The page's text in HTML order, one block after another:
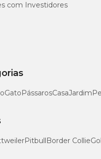
com Investidores
GatoPássarosCasaJardim
PitbullBorder Collie